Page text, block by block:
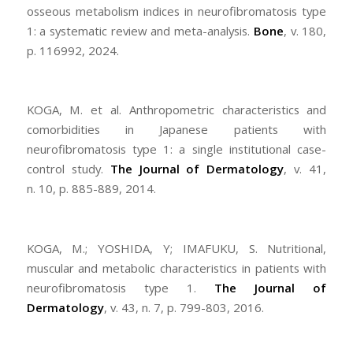
osseous metabolism indices in neurofibromatosis type
1: a systematic review and meta-analysis. Bone, v. 180,
p. 116992, 2024.
KOGA, M. et al. Anthropometric characteristics and
comorbidities in Japanese patients with
neurofibromatosis type 1: a single institutional case-
control study. The Journal of Dermatology, v. 41,
n. 10, p. 885-889, 2014.
KOGA, M.; YOSHIDA, Y; IMAFUKU, S. Nutritional,
muscular and metabolic characteristics in patients with
neurofibromatosis type 1. The Journal of
Dermatology, v. 43, n. 7, p. 799-803, 2016.